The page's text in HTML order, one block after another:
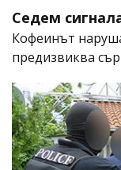
Седем
Кофеинът
предизвиква